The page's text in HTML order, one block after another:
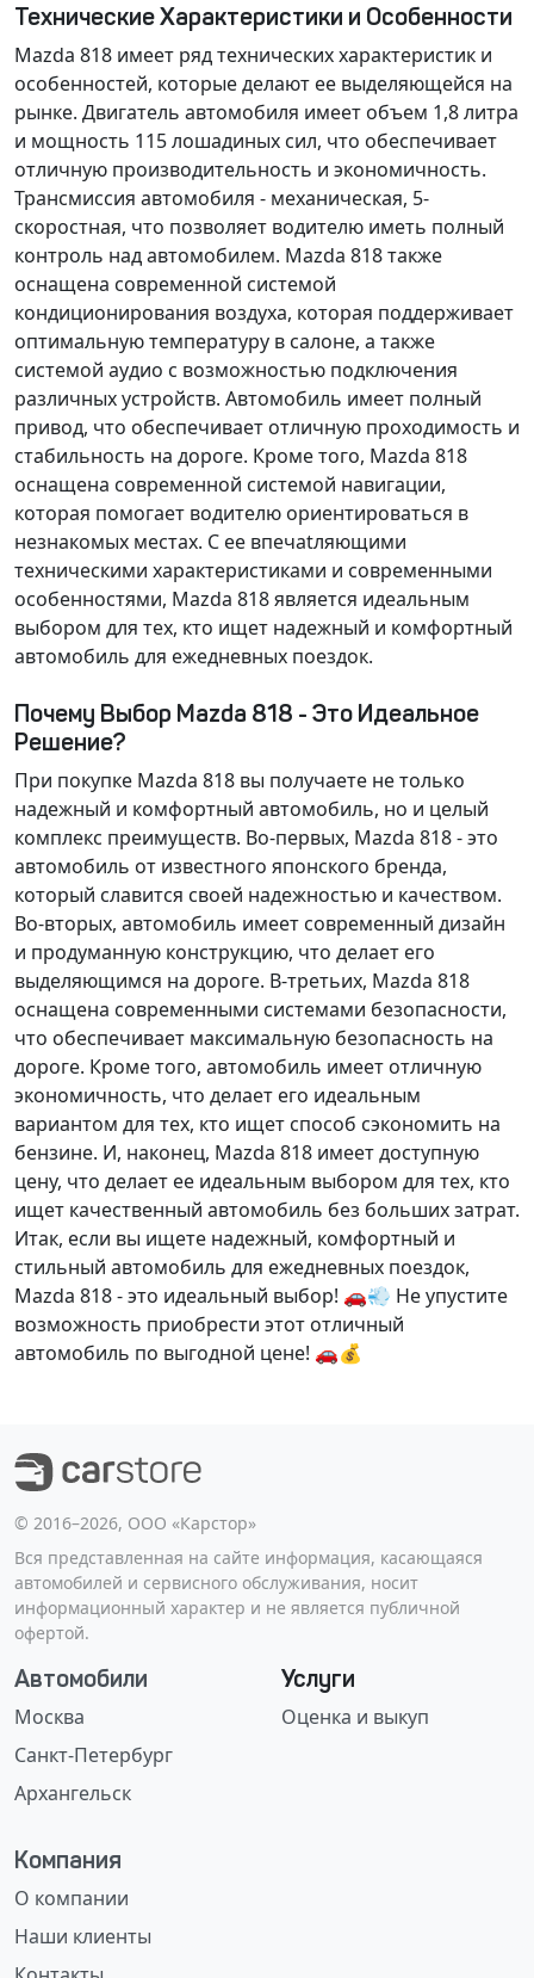
Технические Характеристики и Особенности
Mazda 818 имеет ряд технических характеристик и
особенностей, которые делают ее выделяющейся на
рынке. Двигатель автомобиля имеет объем 1,8 литра
и мощность 115 лошадиных сил, что обеспечивает
отличную производительность и экономичность.
Трансмиссия автомобиля - механическая, 5-
скоростная, что позволяет водителю иметь полный
контроль над автомобилем. Mazda 818 также
оснащена современной системой
кондиционирования воздуха, которая поддерживает
оптимальную температуру в салоне, а также
системой аудио с возможностью подключения
различных устройств. Автомобиль имеет полный
привод, что обеспечивает отличную проходимость и
стабильность на дороге. Кроме того, Mazda 818
оснащена современной системой навигации,
которая помогает водителю ориентироваться в
незнакомых местах. С ее впечatляющими
техническими характеристиками и современными
особенностями, Mazda 818 является идеальным
выбором для тех, кто ищет надежный и комфортный
автомобиль для ежедневных поездок.
Почему Выбор Mazda 818 - Это Идеальное
Решение?
При покупке Mazda 818 вы получаете не только
надежный и комфортный автомобиль, но и целый
комплекс преимуществ. Во-первых, Mazda 818 - это
автомобиль от известного японского бренда,
который славится своей надежностью и качеством.
Во-вторых, автомобиль имеет современный дизайн
и продуманную конструкцию, что делает его
выделяющимся на дороге. В-третьих, Mazda 818
оснащена современными системами безопасности,
что обеспечивает максимальную безопасность на
дороге. Кроме того, автомобиль имеет отличную
экономичность, что делает его идеальным
вариантом для тех, кто ищет способ сэкономить на
бензине. И, наконец, Mazda 818 имеет доступную
цену, что делает ее идеальным выбором для тех, кто
ищет качественный автомобиль без больших затрат.
Итак, если вы ищете надежный, комфортный и
стильный автомобиль для ежедневных поездок,
Mazda 818 - это идеальный выбор! 🚗💨 Не упустите
возможность приобрести этот отличный
автомобиль по выгодной цене! 🚗💰
©️ 2016–2026, ООО «Карстор»
Вся представленная на сайте информация, касающаяся
автомобилей и сервисного обслуживания, носит
информационный характер и не является публичной
офертой.
Автомобили
Москва
Санкт-Петербург
Архангельск
Услуги
Оценка и выкуп
Компания
О компании
Наши клиенты